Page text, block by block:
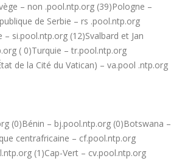
– non .pool.ntp.org (39)Pologne –
de Serbie – rs .pool.ntp.org
si.pool.ntp.org (12)Svalbard et Jan
( 0)Turquie – tr.pool.ntp.org
de la Cité du Vatican) – va.pool .ntp.org
(0)Bénin – bj.pool.ntp.org (0)Botswana –
centrafricaine – cf.pool.ntp.org
(1)Cap-Vert – cv.pool.ntp.org